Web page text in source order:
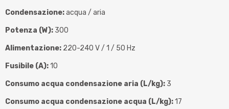
Condensazione:acqua / aria
Potenza (W): 300
Alimentazione: 220-240 V / 1 / 50 Hz
Fusibile (A):10
Consumo acqua condensazione aria (L/kg): 3
Consumo acqua condensazione acqua (L/kg):17